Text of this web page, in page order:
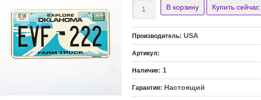
Производитель: USA
Артикул:
Наличие: 1
Гарантия: Настоящий